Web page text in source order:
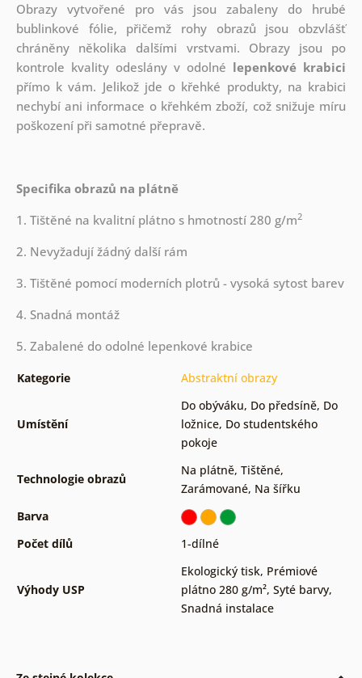
Obrazy vytvořené pro vás jsou zabaleny do hrubé
bublinkové fólie, přičemž rohy obrazů jsou obzvlášť
chráněny několika dalšími vrstvami. Obrazy jsou po
kontrole kvality odeslány v odolné lepenkové krabici
přímo k vám. Jelikož jde o křehké produkty, na krabici
nechybí ani informace o křehkém zboží, což snižuje míru
poškození při samotné přepravě.
Specifika obrazů na plátně
1. Tištěné na kvalitní plátno s hmotností 280 g/m2
2. Nevyžadují žádný další rám
3. Tištěné pomocí moderních plotrů - vysoká sytost barev
4. Snadná montáž
5. Zabalené do odolné lepenkové krabice
Kategorie Abstraktní obrazy
Umístění
Do obýváku, Do předsíně, Do
ložnice, Do studentského
pokoje
Technologie obrazů
Na plátně, Tištěné,
Zarámované, Na šířku
Barva
Počet dílů
1-dílné
Výhody USP
Ekologický tisk, Prémiové
plátno 280 g/m², Syté barvy,
Snadná instalace